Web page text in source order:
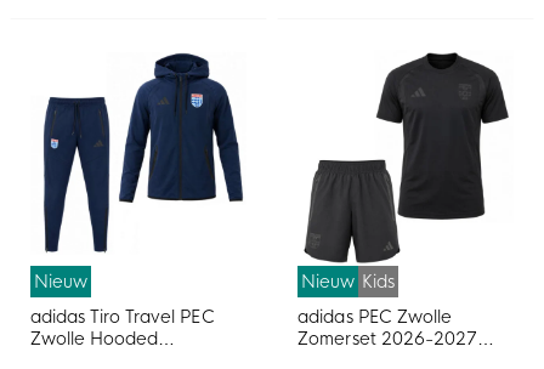
Nieuw
adidas Tiro Travel PEC
Zwolle Hooded
Nieuw Kids
adidas PEC Zwolle
Zomerset 2026-2027